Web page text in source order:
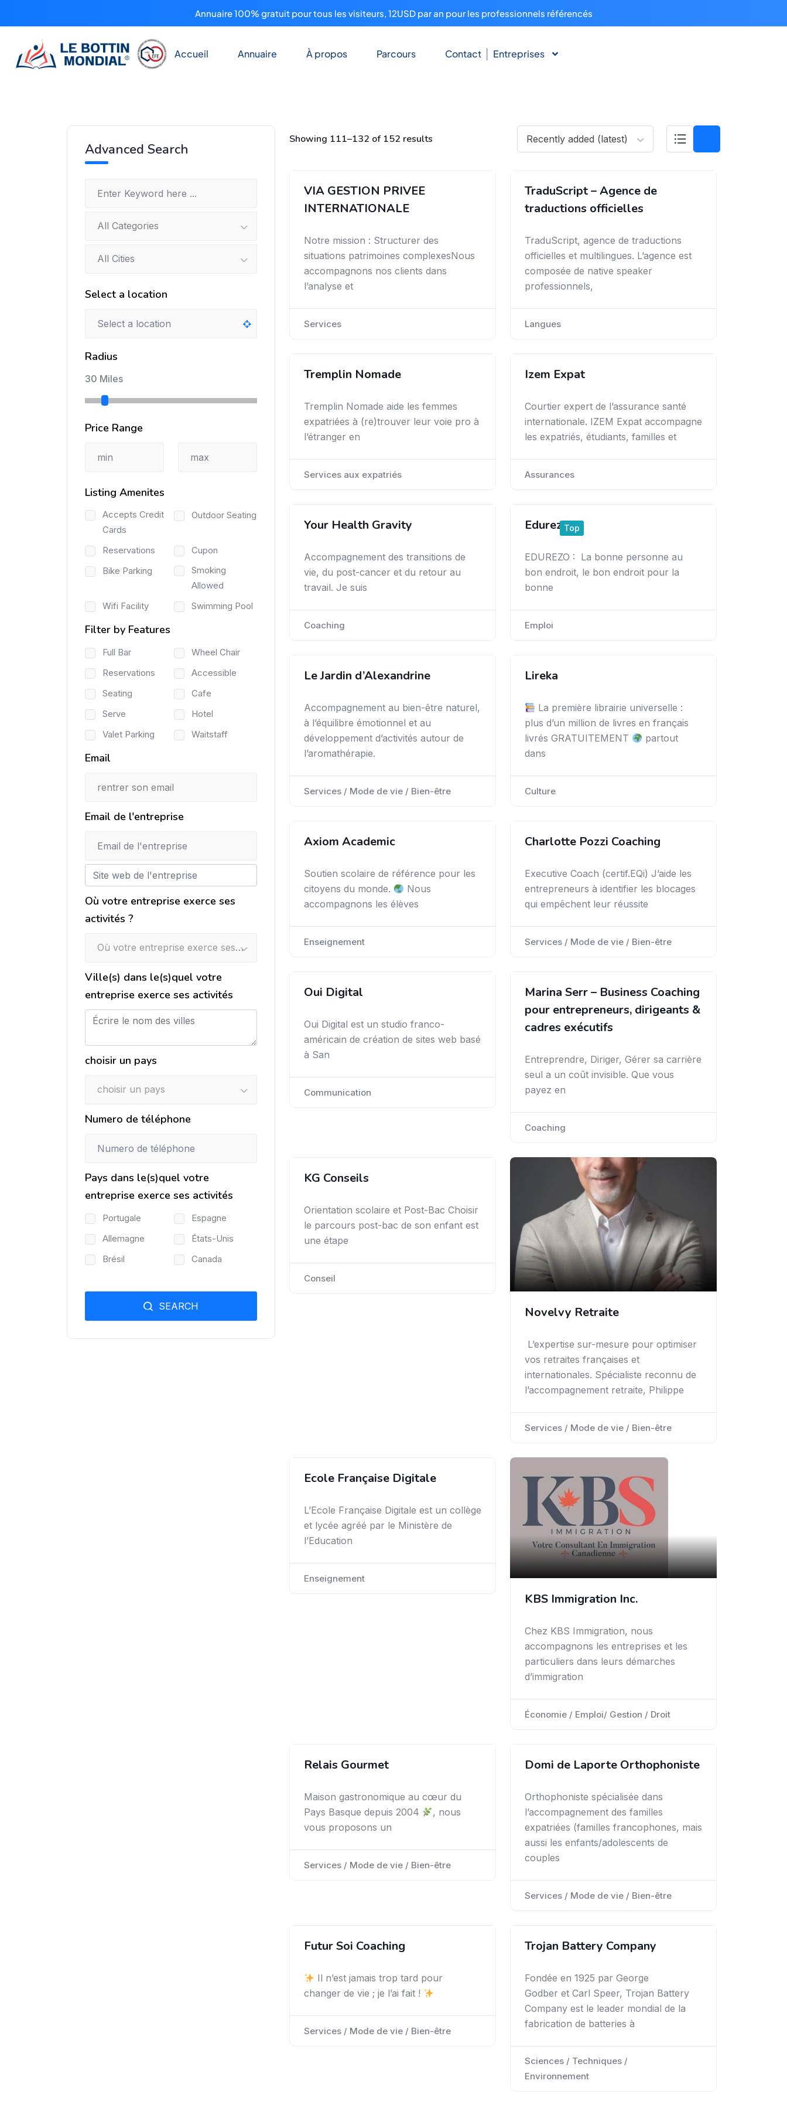
Annuaire 100% gratuit pour tous les visiteurs, 12USD par an pour les professionnels référencés
Accueil Annuaire À propos Parcours Contact Entreprises
Showing 111–132 of 152 results Recently added (latest)
VIA GESTION PRIVEE
INTERNATIONALE
Notre mission : Structurer des
situations patrimoines complexesNous
accompagnons nos clients dans
l’analyse et
Services
TraduScript – Agence de
traductions officielles
TraduScript, agence de traductions
officielles et multilingues. L’agence est
composée de native speaker
professionnels,
Langues
Tremplin Nomade
Tremplin Nomade aide les femmes
expatriées à (re)trouver leur voie pro à
l’étranger en
Services aux expatriés
Izem Expat
Courtier expert de l’assurance santé
internationale. IZEM Expat accompagne
les expatriés, étudiants, familles et
Assurances
Your Health Gravity
Accompagnement des transitions de
vie, du post-cancer et du retour au
travail. Je suis
Coaching
EdurezoTop
EDUREZO : La bonne personne au
bon endroit, le bon endroit pour la
bonne
Emploi
Le Jardin d’Alexandrine
Accompagnement au bien-être naturel,
à l’équilibre émotionnel et au
développement d’activités autour de
l’aromathérapie.
Services / Mode de vie / Bien-être
Lireka
La première librairie universelle :
plus d’un million de livres en français
livrés GRATUITEMENT
partout
dans
Culture
Axiom Academic
Soutien scolaire de référence pour les
citoyens du monde.
Nous
accompagnons les élèves
Enseignement
Charlotte Pozzi Coaching
Executive Coach (certif.EQi) J’aide les
entrepreneurs à identifier les blocages
qui empêchent leur réussite
Services / Mode de vie / Bien-être
Oui Digital
Oui Digital est un studio franco-
américain de création de sites web basé
à San
Communication
Marina Serr – Business Coaching
pour entrepreneurs, dirigeants &
cadres exécutifs
Entreprendre, Diriger, Gérer sa carrière
seul a un coût invisible. Que vous
payez en
Coaching
KG Conseils
Orientation scolaire et Post-Bac Choisir
le parcours post-bac de son enfant est
une étape
Conseil
Novelvy Retraite
L’expertise sur-mesure pour optimiser
vos retraites françaises et
internationales. Spécialiste reconnu de
l’accompagnement retraite, Philippe
Services / Mode de vie / Bien-être
Ecole Française Digitale
L’Ecole Française Digitale est un collège
et lycée agréé par le Ministère de
l’Education
Enseignement
KBS Immigration Inc.
Chez KBS Immigration, nous
accompagnons les entreprises et les
particuliers dans leurs démarches
d’immigration
Économie / Emploi/ Gestion / Droit
Relais Gourmet
Maison gastronomique au cœur du
Pays Basque depuis 2004
, nous
vous proposons un
Services / Mode de vie / Bien-être
Domi de Laporte Orthophoniste
Orthophoniste spécialisée dans
l’accompagnement des familles
expatriées (familles francophones, mais
aussi les enfants/adolescents de
couples
Services / Mode de vie / Bien-être
Futur Soi Coaching
Il n’est jamais trop tard pour
changer de vie ; je l’ai fait !
Services / Mode de vie / Bien-être
Trojan Battery Company
Fondée en 1925 par George
Godber et Carl Speer, Trojan Battery
Company est le leader mondial de la
fabrication de batteries à
Sciences / Techniques /
Environnement
Advanced Search
All Categories
All Cities
Select a location
Radius
30 Miles
Price Range
Listing Amenites
Accepts Credit
Cards
Outdoor Seating
Reservations
Cupon
Bike Parking
Smoking
Allowed
Wifi Facility
Swimming Pool
Filter by Features
Full Bar
Wheel Chair
Reservations
Accessible
Seating
Cafe
Serve
Hotel
Valet Parking
Waitstaff
Email
Email de l'entreprise
Où votre entreprise exerce ses
activités ?
Où votre entreprise exerce ses activités ?
Ville(s) dans le(s)quel votre
entreprise exerce ses activités
choisir un pays
choisir un pays
Numero de téléphone
Pays dans le(s)quel votre
entreprise exerce ses activités
Portugale
Espagne
Allemagne
États-Unis
Brésil
Canada
SEARCH